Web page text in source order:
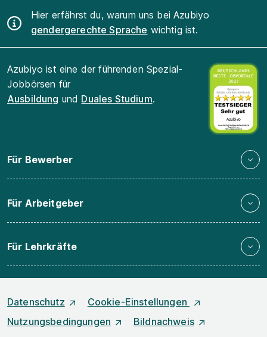
Hier erfährst du, warum uns bei Azubiyo
gendergerechte Sprache wichtig ist.
Azubiyo ist eine der führenden Spezial-
Jobbörsen für
Ausbildung und Duales Studium.
Für Bewerber
Für Arbeitgeber
Für Lehrkräfte
Datenschutz
Cookie-Einstellungen
Nutzungsbedingungen
Bildnachweis